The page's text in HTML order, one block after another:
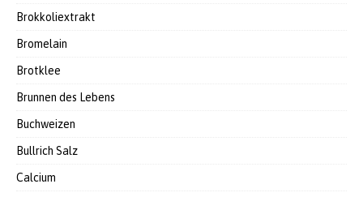
Brokkoliextrakt
Bromelain
Brotklee
Brunnen des Lebens
Buchweizen
Bullrich Salz
Calcium